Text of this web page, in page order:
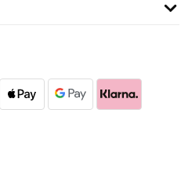
26/05/2025
leise und einfach nur gut